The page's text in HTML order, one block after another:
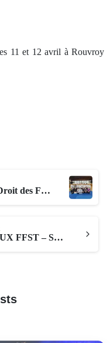
11 et 12 avril à Rouvroy
Journée internationale du Droit des Femmes – Portes ouvertes club AFAR 19.64 – 08/03/2026 – Marseille
PASSAGE DE NIVEAUX FFST – SARC – 04 04 2026 SURESNES (92)